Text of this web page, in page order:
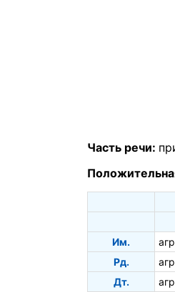
Часть речи:
Им.
Рд.
Дт.